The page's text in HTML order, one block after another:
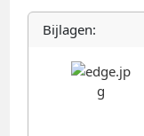
Bijlagen: